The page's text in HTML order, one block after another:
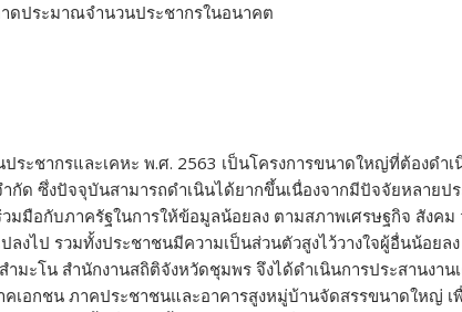
ดประมาณจำนวนประชากรในอนาคต
ประชากรและเคหะ พ.ศ. 2563 เป็นโครงการขนาดใหญ่ที่ต้องด
ำกัด ซึ่งปัจจุบันสามารถดำเนินได้ยากขึ้นเนื่องจากมีปัจจัยหลายป
มมือกับภาครัฐในการให้ข้อมูลน้อยลง ตามสภาพเศรษฐกิจ สัง
ลงไป รวมทั้งประชาชนมีความเป็นส่วนตัวสูงไว้วางใจผู้อื่นน้อย
ำมะโน สำนักงานสถิติจังหวัดชุมพร จึงได้ดำเนินการประสานงา
เอกชน ภาคประชาชนและอาคารสูงหมู่บ้านจัดสรรขนาดใหญ่ เ